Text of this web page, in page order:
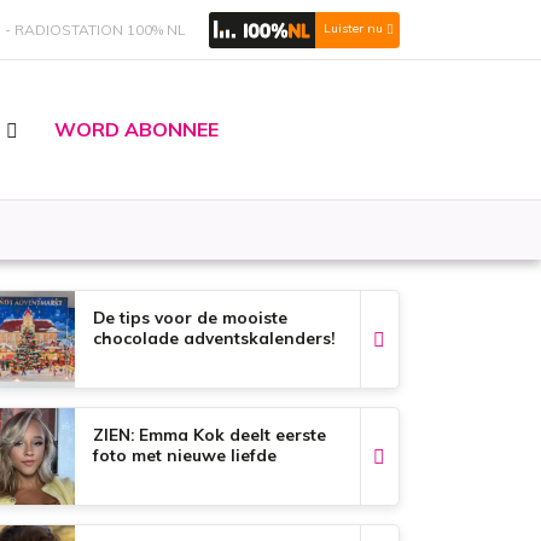
RADIOSTATION 100% NL Luister nu
WORD ABONNEE
De tips voor de mooiste
chocolade adventskalenders!
ZIEN: Emma Kok deelt eerste
foto met nieuwe liefde